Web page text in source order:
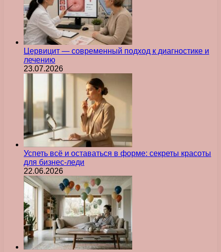
Цервицит — современный подход к диагностике и
лечению
23.07.2026
Успеть всё и оставаться в форме: секреты красоты
для бизнес-леди
22.06.2026